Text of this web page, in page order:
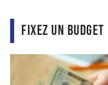
Fixez un budget